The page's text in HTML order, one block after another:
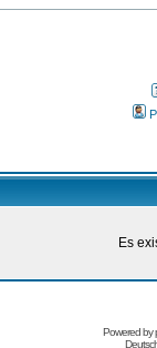
Es
Powered by